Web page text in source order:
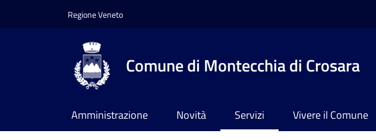
Regione Veneto
Comune di Montecchia di Crosara
Amministrazione Novità Servizi Vivere il Comune